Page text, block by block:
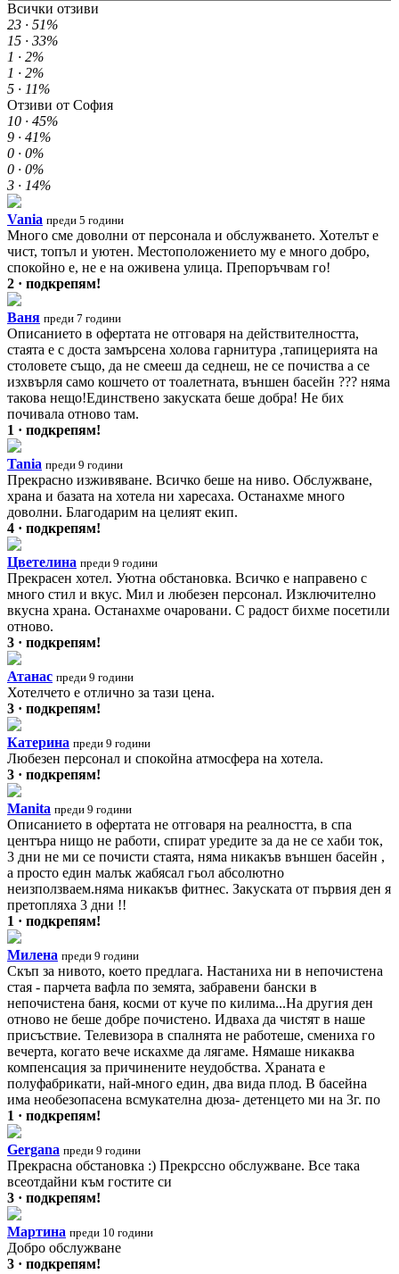
Всички отзиви
23 · 51%
15 · 33%
1 · 2%
1 · 2%
5 · 11%
Отзиви от София
10 · 45%
9 · 41%
0 · 0%
0 · 0%
3 · 14%
Vania преди 5 години
Много сме доволни от персонала и обслужването. Хотелът е
чист, топъл и уютен. Местоположението му е много добро,
спокойно е, не е на оживена улица. Препоръчвам го!
2 · подкрепям!
Ваня преди 7 години
Описанието в офертата не отговаря на действителността,
стаята е с доста замърсена холова гарнитура ,тапицерията на
столовете също, да не смееш да седнеш, не се почиства а се
изхвърля само кошчето от тоалетната, външен басейн ??? няма
такова нещо!Единствено закуската беше добра! Не бих
почивала отново там.
1 · подкрепям!
Tania преди 9 години
Прекрасно изживяване. Всичко беше на ниво. Обслужване,
храна и базата на хотела ни харесаха. Останахме много
доволни. Благодарим на целият екип.
4 · подкрепям!
Цветелина преди 9 години
Прекрасен хотел. Уютна обстановка. Всичко е направено с
много стил и вкус. Мил и любезен персонал. Изключително
вкусна храна. Останахме очаровани. С радост бихме посетили
отново.
3 · подкрепям!
Атанас преди 9 години
Хотелчето е отлично за тази цена.
3 · подкрепям!
Катерина преди 9 години
Любезен персонал и спокойна атмосфера на хотела.
3 · подкрепям!
Manita преди 9 години
Описанието в офертата не отговаря на реалността, в спа
центъра нищо не работи, спират уредите за да не се хаби ток,
3 дни не ми се почисти стаята, няма никакъв външен басейн ,
а просто един малък жабясал гьол абсолютно
неизползваем.няма никакъв фитнес. Закуската от първия ден я
претопляха 3 дни !!
1 · подкрепям!
Милена преди 9 години
Скъп за нивото, което предлага. Настаниха ни в непочистена
стая - парчета вафла по земята, забравени бански в
непочистена баня, косми от куче по килима...На другия ден
отново не беше добре почистено. Идваха да чистят в наше
присъствие. Телевизора в спалнята не работеше, смениха го
вечерта, когато вече искахме да лягаме. Нямаше никаква
компенсация за причинените неудобства. Храната е
полуфабрикати, най-много един, два вида плод. В басейна
има необезопасена всмукателна дюза- детенцето ми на 3г. по
1 · подкрепям!
Gergana преди 9 години
Прекрасна обстановка :) Прекрссно обслужване. Все така
всеотдайни към гостите си
3 · подкрепям!
Мартина преди 10 години
Добро обслужване
3 · подкрепям!